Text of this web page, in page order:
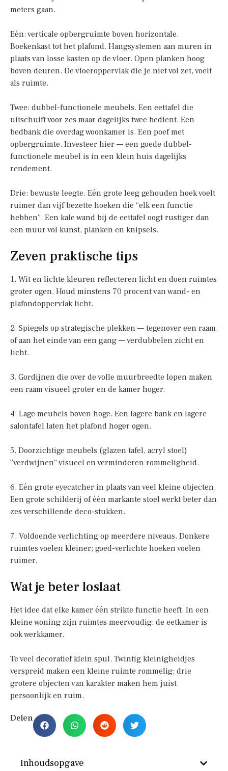
meters gaan.
Eén: verticale opbergruimte boven horizontale.
Boekenkast tot het plafond. Hangsystemen aan muren in
plaats van losse kasten op de vloer. Open planken hoog
boven deuren. De vloeroppervlak die je niet vol zet, voelt
als ruimte.
Twee: dubbel-functionele meubels. Een eettafel die
uitschuift voor zes maar dagelijks twee bedient. Een
bedbank die overdag woonkamer is. Een poef met
opbergruimte. Investeer hier — een goede dubbel-
functionele meubel is in een klein huis dagelijks
rendement.
Drie: bewuste leegte. Eén grote leeg gehouden hoek voelt
ruimer dan vijf bezette hoeken die “elk een functie
hebben”. Een kale wand bij de eettafel oogt rustiger dan
een muur vol kunst, planken en knipsels.
Zeven praktische tips
1. Wit en lichte kleuren reflecteren licht en doen ruimtes
groter ogen. Houd minstens 70 procent van wand- en
plafondoppervlak licht.
2. Spiegels op strategische plekken — tegenover een raam,
of aan het einde van een gang — verdubbelen zicht en
licht.
3. Gordijnen die over de volle muurbreedte lopen maken
een raam visueel groter en de kamer hoger.
4. Lage meubels boven hoge. Een lagere bank en lagere
salontafel laten het plafond hoger ogen.
5. Doorzichtige meubels (glazen tafel, acryl stoel)
“verdwijnen” visueel en verminderen rommeligheid.
6. Eén grote eyecatcher in plaats van veel kleine objecten.
Een grote schilderij of één markante stoel werkt beter dan
zes verschillende deco-stukken.
7. Voldoende verlichting op meerdere niveaus. Donkere
ruimtes voelen kleiner; goed-verlichte hoeken voelen
ruimer.
Wat je beter loslaat
Het idee dat elke kamer één strikte functie heeft. In een
kleine woning zijn ruimtes meervoudig: de eetkamer is
ook werkkamer.
Te veel decoratief klein spul. Twintig kleinigheidjes
verspreid maken een kleine ruimte rommelig; drie
grotere objecten van karakter maken hem juist
persoonlijk en ruim.
Delen
Inhoudsopgave